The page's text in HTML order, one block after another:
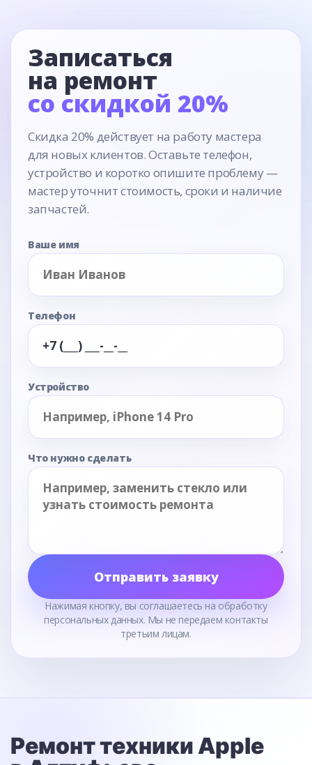
Записаться
на ремонт
со скидкой 20%
Скидка 20% действует на работу мастера
для новых клиентов. Оставьте телефон,
устройство и коротко опишите проблему —
мастер уточнит стоимость, сроки и наличие
запчастей.
Ваше имя
Телефон
Устройство
Что нужно сделать
Отправить заявку
Нажимая кнопку, вы соглашаетесь на обработку
персональных данных. Мы не передаем контакты
третьим лицам.
Ремонт техники Apple